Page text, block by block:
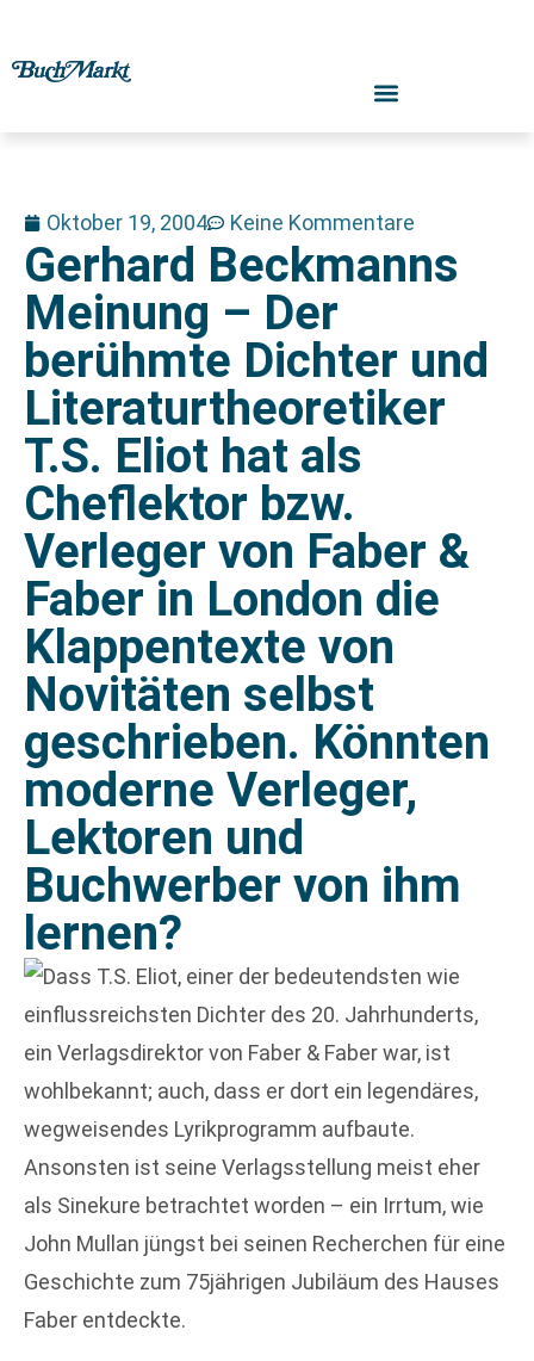
Oktober 19, 2004 Keine Kommentare
Gerhard Beckmanns
Meinung – Der
berühmte Dichter und
Literaturtheoretiker
T.S. Eliot hat als
Cheflektor bzw.
Verleger von Faber &
Faber in London die
Klappentexte von
Novitäten selbst
geschrieben. Könnten
moderne Verleger,
Lektoren und
Buchwerber von ihm
lernen?
Dass T.S. Eliot, einer der bedeutendsten wie
einflussreichsten Dichter des 20. Jahrhunderts,
ein Verlagsdirektor von Faber & Faber war, ist
wohlbekannt; auch, dass er dort ein legendäres,
wegweisendes Lyrikprogramm aufbaute.
Ansonsten ist seine Verlagsstellung meist eher
als Sinekure betrachtet worden – ein Irrtum, wie
John Mullan jüngst bei seinen Recherchen für eine
Geschichte zum 75jährigen Jubiläum des Hauses
Faber entdeckte.